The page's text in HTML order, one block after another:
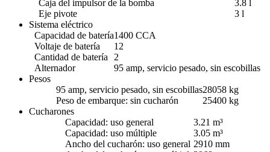
Caja del impulsor de la bomba
3.8 l
Eje pivote
3 l
Sistema eléctrico
Capacidad de batería1400 CCA
Voltaje de batería
12
Cantidad de batería
2
Alternador
95 amp, servicio pesado, sin escobillas
Pesos
95 amp, servicio pesado, sin escobillas28058 kg
Peso de embarque: sin cucharón
25400 kg
Cucharones
Capacidad: uso general
3.21 m³
Capacidad: uso múltiple
3.05 m³
Ancho del cucharón: uso general 2910 mm